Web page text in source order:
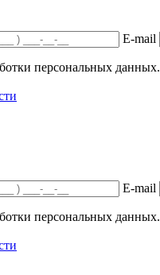
E-mail
персональных данных.
E-mail
персональных данных.